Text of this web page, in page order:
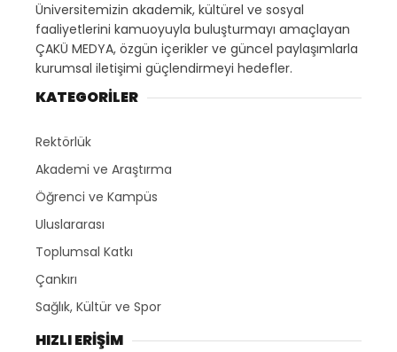
Üniversitemizin akademik, kültürel ve sosyal
faaliyetlerini kamuoyuyla buluşturmayı amaçlayan
ÇAKÜ MEDYA, özgün içerikler ve güncel paylaşımlarla
kurumsal iletişimi güçlendirmeyi hedefler.
KATEGORİLER
Rektörlük
Akademi ve Araştırma
Öğrenci ve Kampüs
Uluslararası
Toplumsal Katkı
Çankırı
Sağlık, Kültür ve Spor
HIZLI ERİŞİM